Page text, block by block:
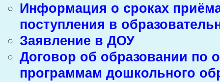
Информация о сроках
поступления в
Заявление в ДОУ
Договор об образовании по
программам дошкольного